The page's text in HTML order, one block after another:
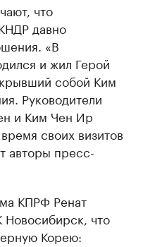
что
давно
«В
и жил Герой
собой Ким
Руководители
и Ким Чен Ир
своих визитов
авторы пресс-
КПРФ Ренат
что
Корею: